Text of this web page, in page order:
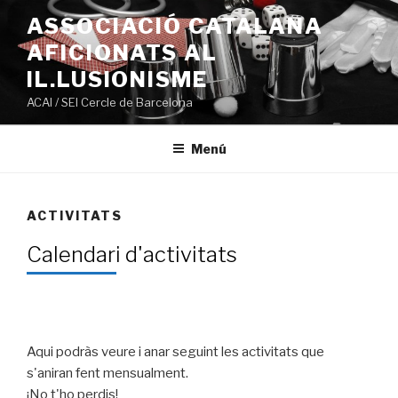
contenido
ASSOCIACIÓ CATALANA
AFICIONATS AL
IL.LUSIONISME
ACAI / SEI Cercle de Barcelona
Menú
ACTIVITATS
Calendari d'activitats
Aqui podràs veure i anar seguint les activitats que
s'aniran fent mensualment.
¡No t'ho perdis!